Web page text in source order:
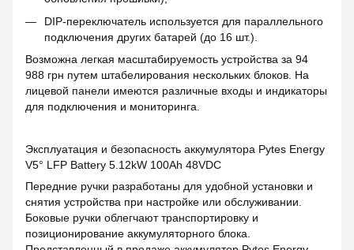
DIP-переключатель используется для параллельного
подключения других батарей (до 16 шт.).
Возможна легкая масштабируемость устройства за 94
988 грн путем штабелирования нескольких блоков. На
лицевой панели имеются различные входы и индикаторы
для подключения и мониторинга.
Эксплуатация и безопасность аккумулятора Pytes Energy
V5° LFP Battery 5.12kW 100Ah 48VDC
Передние ручки разработаны для удобной установки и
снятия устройства при настройке или обслуживании.
Боковые ручки облегчают транспортировку и
позиционирование аккумуляторного блока.